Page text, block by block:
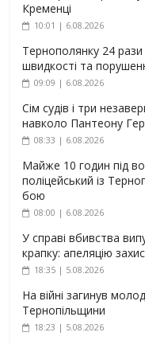
Кременці
10:01 | 6.08.2026
Тернополянку 24
швидкості та
09:09 | 6.08.2026
Сім судів і три
навколо Пантеону
08:33 | 6.08.2026
Майже 10 годин під
поліцейський із
бою
08:00 | 6.08.2026
У справі вбивства
крапку: апеляцію
18:35 | 5.08.2026
На війні загинув
Тернопільщини
18:23 | 5.08.2026